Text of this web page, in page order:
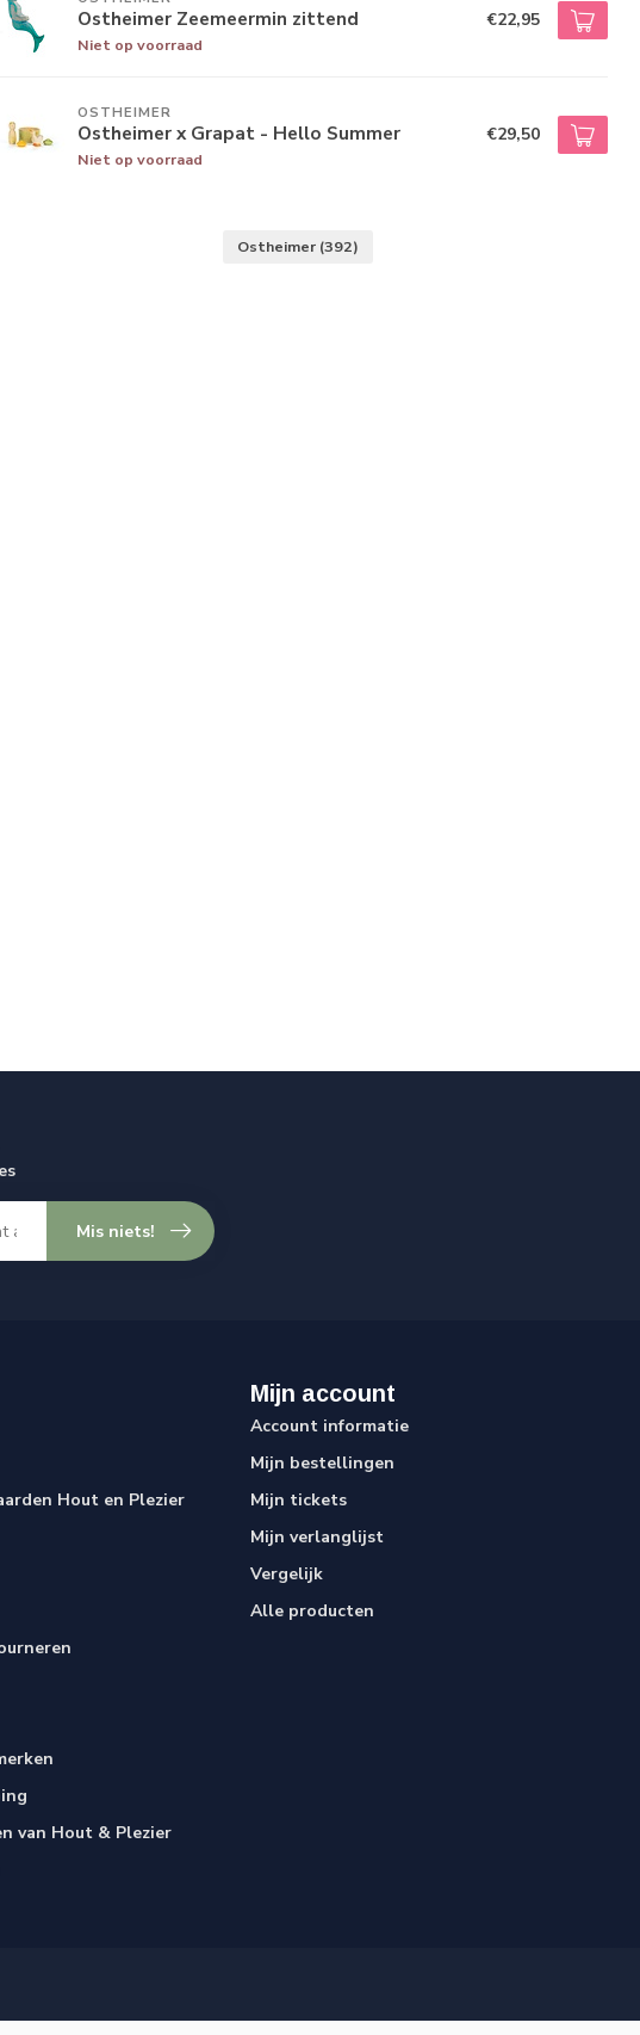
Ostheimer Zeemeermin zittend
Niet op voorraad
€22,95
OSTHEIMER
Ostheimer x Grapat - Hello Summer
Niet op voorraad
€29,50
Ostheimer (392)
Mis niets!
Hout en Plezier
van Hout & Plezier
Mijn account
Account informatie
Mijn bestellingen
Mijn tickets
Mijn verlanglijst
Vergelijk
Alle producten